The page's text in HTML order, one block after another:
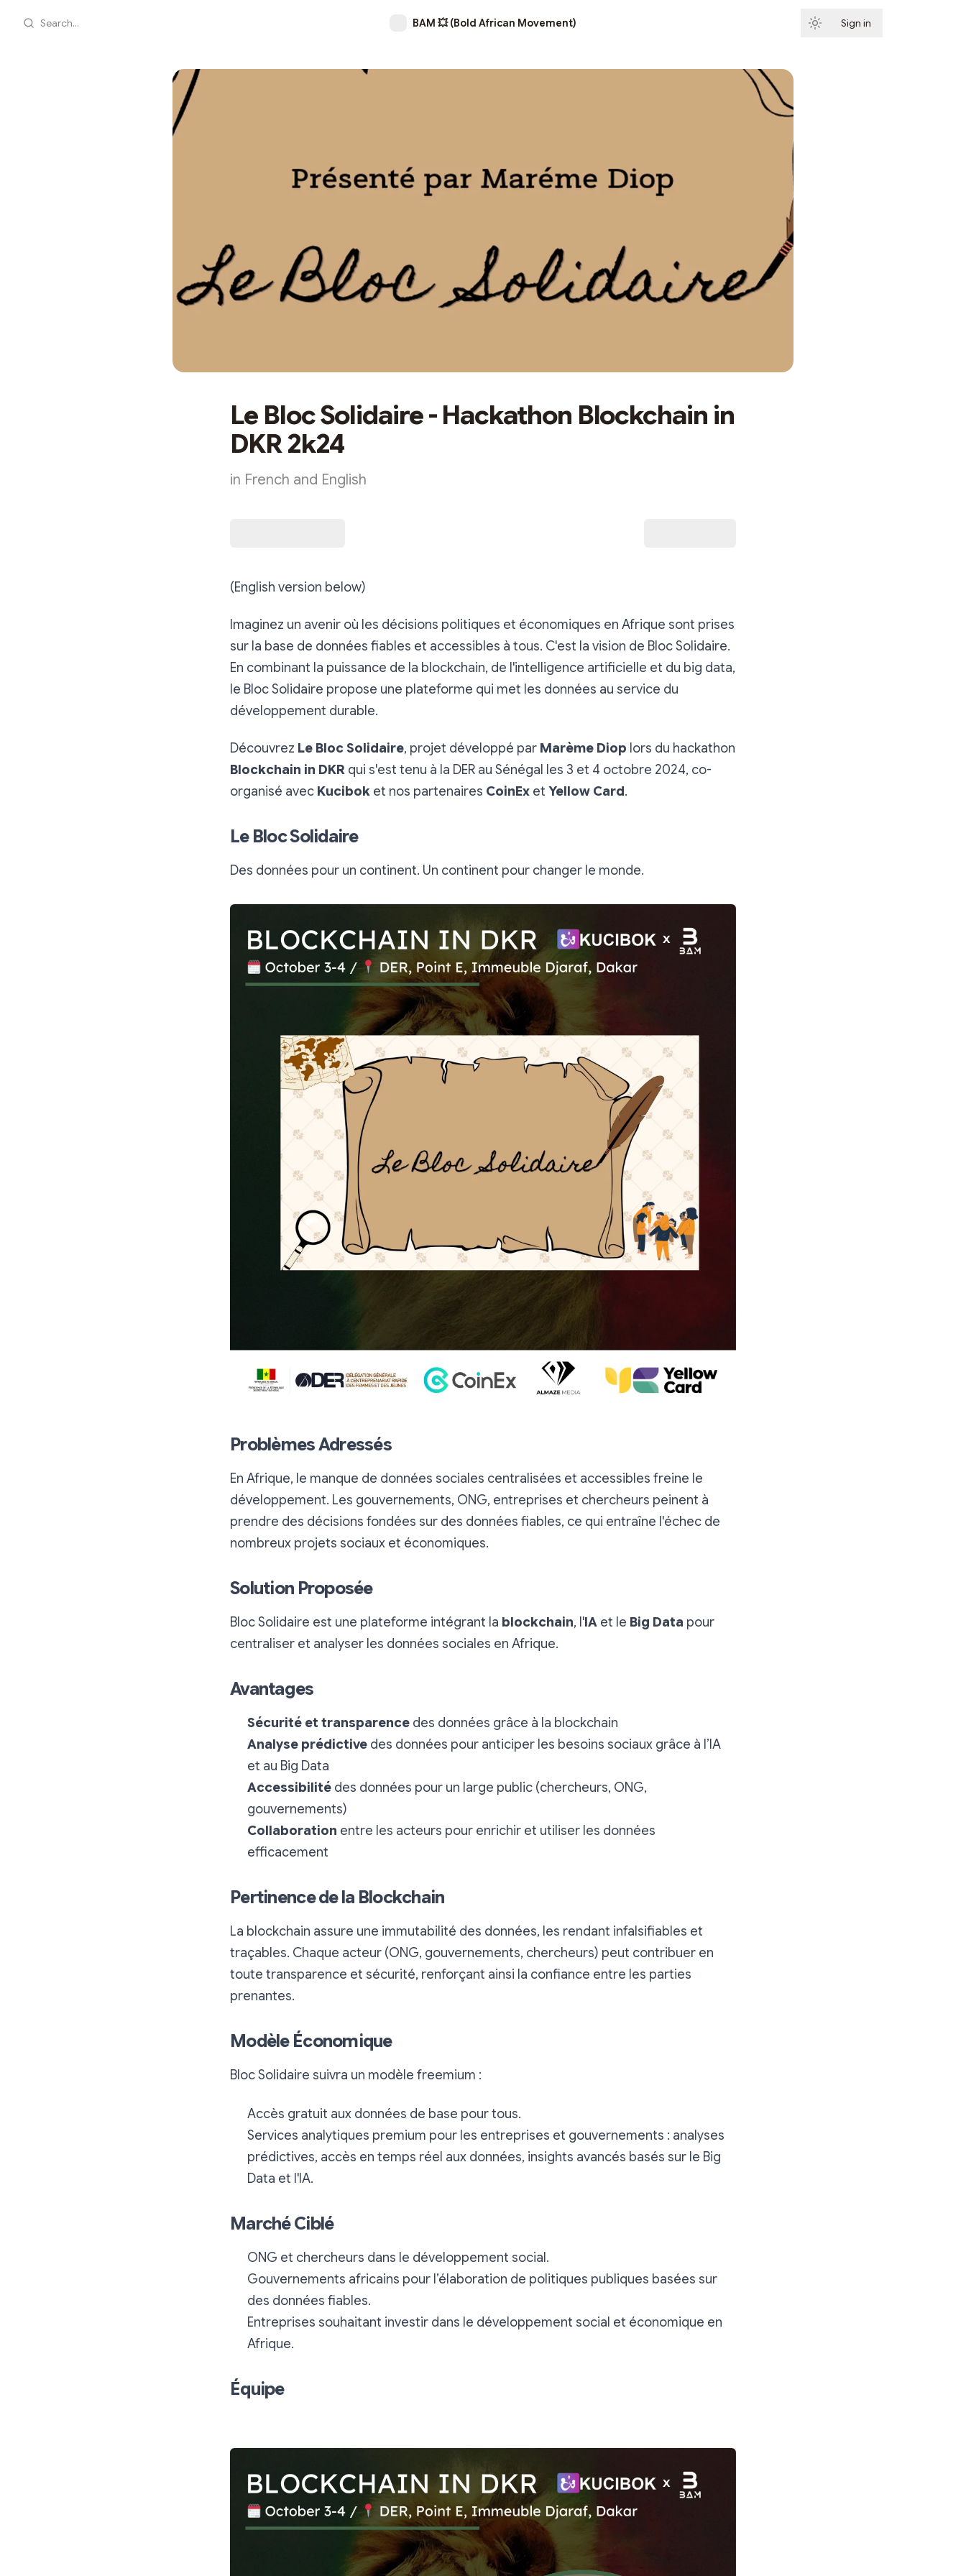
Search... BAM 💥 (Bold African Movement) Sign in
Le Bloc Solidaire - Hackathon Blockchain in
DKR 2k24
in French and English
(English version below)
Imaginez un avenir où les décisions politiques et économiques en Afrique sont prises
sur la base de données fiables et accessibles à tous. C'est la vision de Bloc Solidaire.
En combinant la puissance de la blockchain, de l'intelligence artificielle et du big data,
le Bloc Solidaire propose une plateforme qui met les données au service du
développement durable.
Découvrez Le Bloc Solidaire, projet développé par Marème Diop lors du hackathon
Blockchain in DKR qui s'est tenu à la DER au Sénégal les 3 et 4 octobre 2024, co-
organisé avec Kucibok et nos partenaires CoinEx et Yellow Card.
Le Bloc Solidaire
Des données pour un continent. Un continent pour changer le monde.
Problèmes Adressés
En Afrique, le manque de données sociales centralisées et accessibles freine le
développement. Les gouvernements, ONG, entreprises et chercheurs peinent à
prendre des décisions fondées sur des données fiables, ce qui entraîne l'échec de
nombreux projets sociaux et économiques.
Solution Proposée
Bloc Solidaire est une plateforme intégrant la blockchain, l'IA et le Big Data pour
centraliser et analyser les données sociales en Afrique.
Avantages
Sécurité et transparence des données grâce à la blockchain
Analyse prédictive des données pour anticiper les besoins sociaux grâce à l’IA
et au Big Data
Accessibilité des données pour un large public (chercheurs, ONG,
gouvernements)
Collaboration entre les acteurs pour enrichir et utiliser les données
efficacement
Pertinence de la Blockchain
La blockchain assure une immutabilité des données, les rendant infalsifiables et
traçables. Chaque acteur (ONG, gouvernements, chercheurs) peut contribuer en
toute transparence et sécurité, renforçant ainsi la confiance entre les parties
prenantes.
Modèle Économique
Bloc Solidaire suivra un modèle freemium :
Accès gratuit aux données de base pour tous.
Services analytiques premium pour les entreprises et gouvernements : analyses
prédictives, accès en temps réel aux données, insights avancés basés sur le Big
Data et l'IA.
Marché Ciblé
ONG et chercheurs dans le développement social.
Gouvernements africains pour l’élaboration de politiques publiques basées sur
des données fiables.
Entreprises souhaitant investir dans le développement social et économique en
Afrique.
Équipe